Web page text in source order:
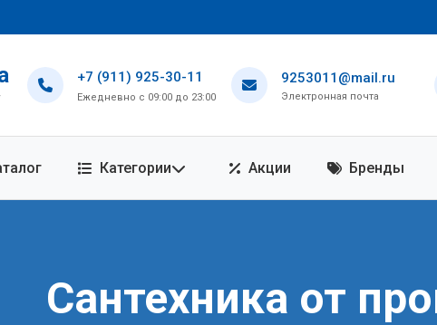
+7 (911) 925-30-11
Ежедневно с 09:00 до 23:00
9253011@mail.ru
Электронная почта
Категории Акции Бренды
Сантехника от